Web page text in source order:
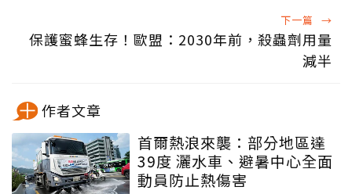
下一篇 →
保護蜜蜂生存！歐盟：2030年前，殺蟲劑用量
減半
作者文章
首爾熱浪來襲：部分地區達
39度 灑水車、避暑中心全面
動員防止熱傷害